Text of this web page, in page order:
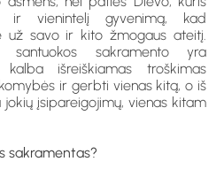
ir vienintelį gyvenimą, kad
už savo ir kito žmogaus ateitį.
sakramento yra
išreiškiamas troškimas
ir gerbti vienas kitą, o iš
įsipareigojimų, vienas kitam
sakramentas?